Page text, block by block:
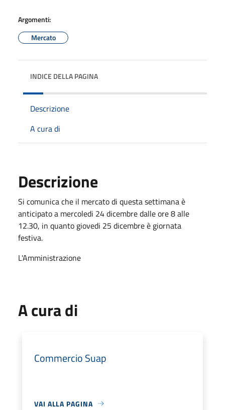
Argomenti:
Mercato
INDICE DELLA PAGINA
Descrizione
A cura di
Descrizione
Si comunica che il mercato di questa settimana è
anticipato a mercoledi 24 dicembre dalle ore 8 alle
12.30, in quanto giovedi 25 dicembre è giornata
festiva.
L'Amministrazione
A cura di
Commercio Suap
VAI ALLA PAGINA